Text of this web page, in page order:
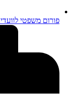
פורום משפטי